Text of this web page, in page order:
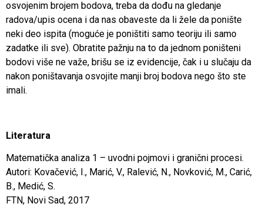
osvojenim brojem bodova, treba da dođu na gledanje
radova/upis ocena i da nas obaveste da li žele da ponište
neki deo ispita (moguće je poništiti samo teoriju ili samo
zadatke ili sve). Obratite pažnju na to da jednom poništeni
bodovi više ne važe, brišu se iz evidencije, čak i u slučaju da
nakon poništavanja osvojite manji broj bodova nego što ste
imali.
Literatura
Matematička analiza 1 – uvodni pojmovi i granični procesi.
Autori: Kovačević, I., Marić, V., Ralević, N., Novković, M., Carić,
B., Medić, S.
FTN, Novi Sad, 2017